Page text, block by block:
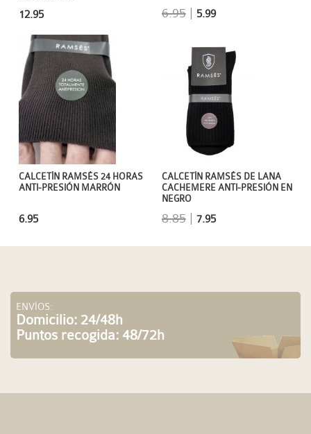
6.95| 5.99
12.95
CALCETÍN RAMSÉS DE LANA
CACHEMERE ANTI-PRESIÓN EN
NEGRO
8.85| 7.95
CALCETÍN RAMSÉS 24 HORAS
ANTI-PRESIÓN MARRÓN
6.95
ENVÍOS:
Domicilio: 24/48h
Puntos recogida: 48/72h